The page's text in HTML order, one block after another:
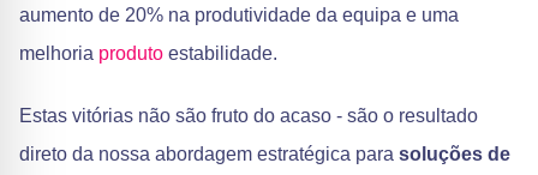
aumento de 20% na produtividade da equipa e uma
melhoria produto estabilidade.
Estas vitórias não são fruto do acaso - são o resultado
direto da nossa abordagem estratégica para soluções de